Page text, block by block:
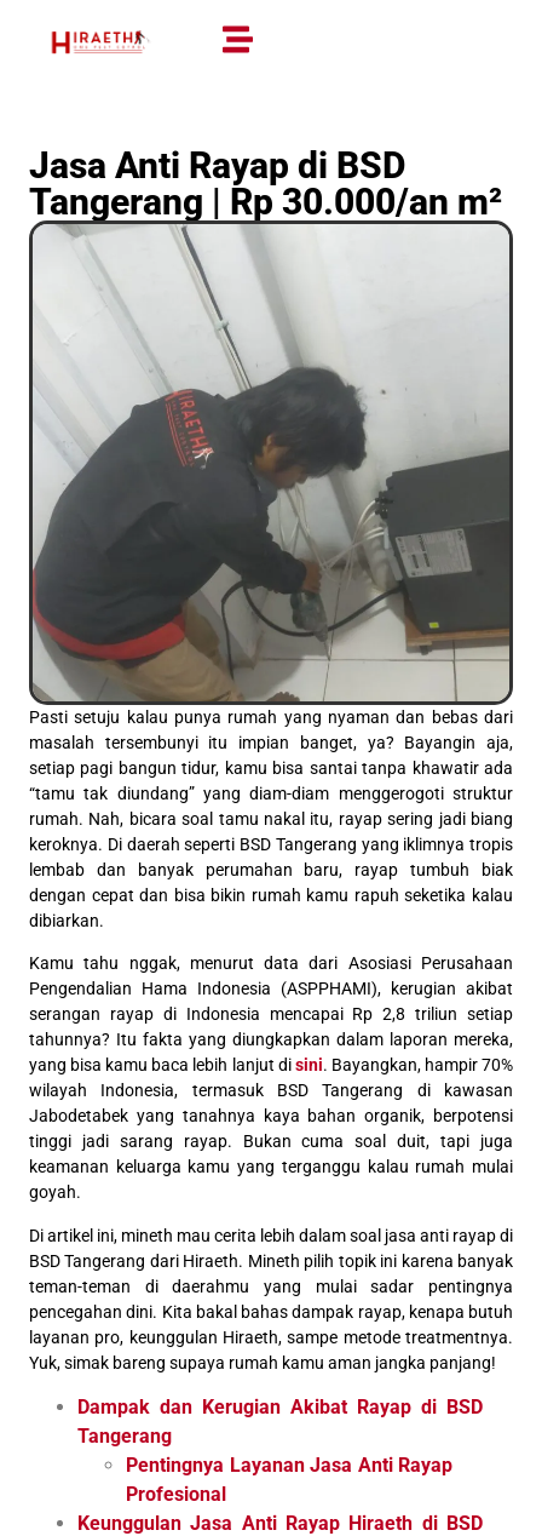
Jasa Anti Rayap di BSD
Tangerang | Rp 30.000/an m²
Pasti setuju kalau punya rumah yang nyaman dan bebas dari
masalah tersembunyi itu impian banget, ya? Bayangin aja,
setiap pagi bangun tidur, kamu bisa santai tanpa khawatir ada
“tamu tak diundang” yang diam-diam menggerogoti struktur
rumah. Nah, bicara soal tamu nakal itu, rayap sering jadi biang
keroknya. Di daerah seperti BSD Tangerang yang iklimnya tropis
lembab dan banyak perumahan baru, rayap tumbuh biak
dengan cepat dan bisa bikin rumah kamu rapuh seketika kalau
dibiarkan.
Kamu tahu nggak, menurut data dari Asosiasi Perusahaan
Pengendalian Hama Indonesia (ASPPHAMI), kerugian akibat
serangan rayap di Indonesia mencapai Rp 2,8 triliun setiap
tahunnya? Itu fakta yang diungkapkan dalam laporan mereka,
yang bisa kamu baca lebih lanjut disini. Bayangkan, hampir 70%
wilayah Indonesia, termasuk BSD Tangerang di kawasan
Jabodetabek yang tanahnya kaya bahan organik, berpotensi
tinggi jadi sarang rayap. Bukan cuma soal duit, tapi juga
keamanan keluarga kamu yang terganggu kalau rumah mulai
goyah.
Di artikel ini, mineth mau cerita lebih dalam soal jasa anti rayap di
BSD Tangerang dari Hiraeth. Mineth pilih topik ini karena banyak
teman-teman di daerahmu yang mulai sadar pentingnya
pencegahan dini. Kita bakal bahas dampak rayap, kenapa butuh
layanan pro, keunggulan Hiraeth, sampe metode treatmentnya.
Yuk, simak bareng supaya rumah kamu aman jangka panjang!
Dampak dan Kerugian Akibat Rayap di BSD
Tangerang
Pentingnya Layanan Jasa Anti Rayap
Profesional
Keunggulan Jasa Anti Rayap Hiraeth di BSD